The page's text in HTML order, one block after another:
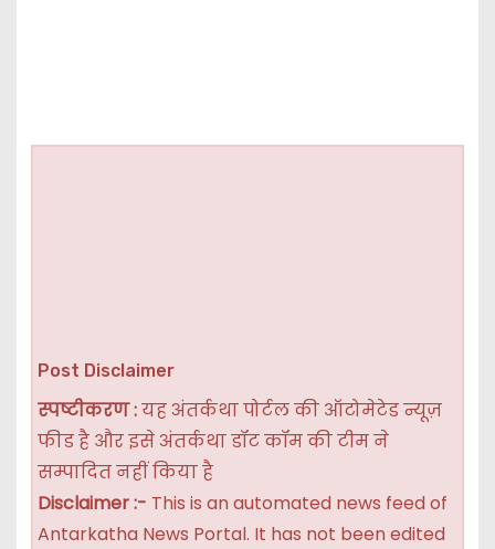
Post Disclaimer
स्पष्टीकरण :यह अंतर्कथा पोर्टल की ऑटोमेटेड न्यूज़
फीड है और इसे अंतर्कथा डॉट कॉम की टीम ने
सम्पादित नहीं किया है
Disclaimer :- This is an automated news feed of
Antarkatha News Portal. It has not been edited